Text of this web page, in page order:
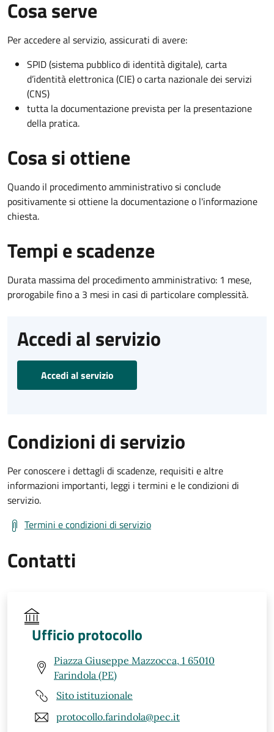
Cosa serve
Per accedere al servizio, assicurati di avere:
SPID (sistema pubblico di identità digitale), carta
d’identità elettronica (CIE) o carta nazionale dei servizi
(CNS)
tutta la documentazione prevista per la presentazione
della pratica.
Cosa si ottiene
Quando il procedimento amministrativo si conclude
positivamente si ottiene la documentazione o l'informazione
chiesta.
Tempi e scadenze
Durata massima del procedimento amministrativo: 1 mese,
prorogabile fino a 3 mesi in casi di particolare complessità.
Accedi al servizio
Accedi al servizio
Condizioni di servizio
Per conoscere i dettagli di scadenze, requisiti e altre
informazioni importanti, leggi i termini e le condizioni di
servizio.
Termini e condizioni di servizio
Contatti
Ufficio protocollo
Piazza Giuseppe Mazzocca, 1 65010
Farindola (PE)
Sito istituzionale
protocollo.farindola@pec.it